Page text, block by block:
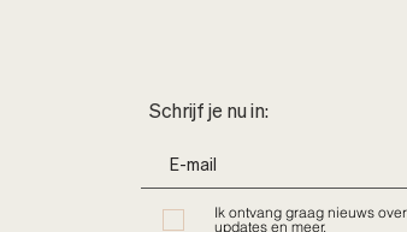
Schrijf je nu in:
Ik ontvang graag nieuws
updates en meer.